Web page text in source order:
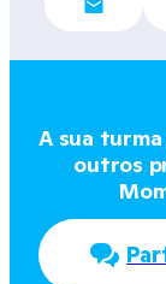
A sua
outros